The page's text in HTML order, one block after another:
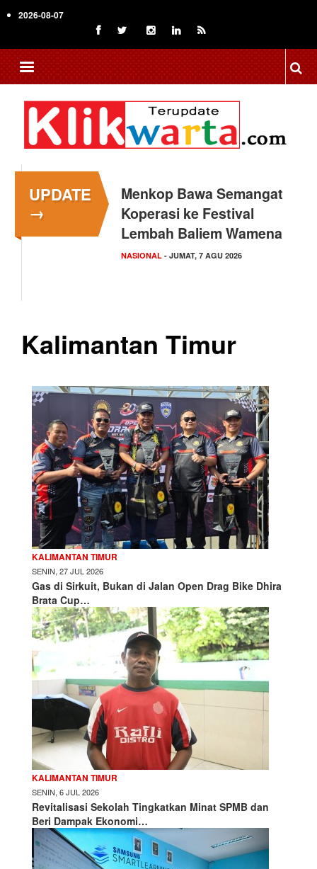
to
content
2026-08-07
UPDATE
→
Menkop Bawa Semangat
Koperasi ke Festival
Lembah Baliem Wamena
NASIONAL - JUMAT, 7 AGU 2026
Kalimantan Timur
KALIMANTAN TIMUR
SENIN, 27 JUL 2026
Gas di Sirkuit, Bukan di Jalan Open Drag Bike Dhira
Brata Cup…
KALIMANTAN TIMUR
SENIN, 6 JUL 2026
Revitalisasi Sekolah Tingkatkan Minat SPMB dan
Beri Dampak Ekonomi…